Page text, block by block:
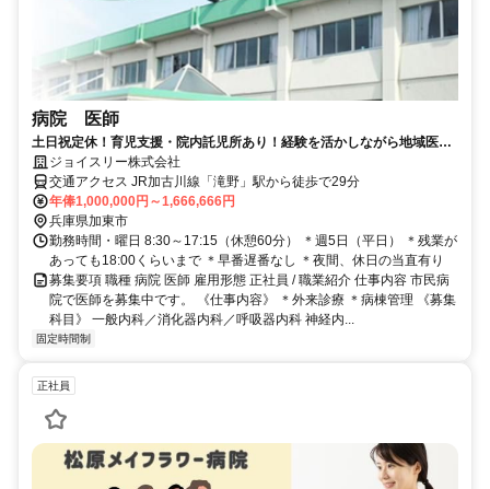
病院 医師
土日祝定休！育児支援・院内託児所あり！経験を活かしながら地域医療
を支えてくださる医師募集【イチオシ】
ジョイスリー株式会社
交通アクセス JR加古川線「滝野」駅から徒歩で29分
年俸1,000,000円～1,666,666円
兵庫県加東市
勤務時間・曜日 8:30～17:15（休憩60分） ＊週5日（平日） ＊残業が
あっても18:00くらいまで ＊早番遅番なし ＊夜間、休日の当直有り
募集要項 職種 病院 医師 雇用形態 正社員 / 職業紹介 仕事内容 市民病
院で医師を募集中です。 《仕事内容》 ＊外来診療 ＊病棟管理 《募集
科目》 一般内科／消化器内科／呼吸器内科 神経内...
固定時間制
正社員